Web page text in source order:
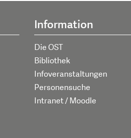
Information
Die OST
Bibliothek
Infoveranstaltungen
Personensuche
Intranet / Moodle